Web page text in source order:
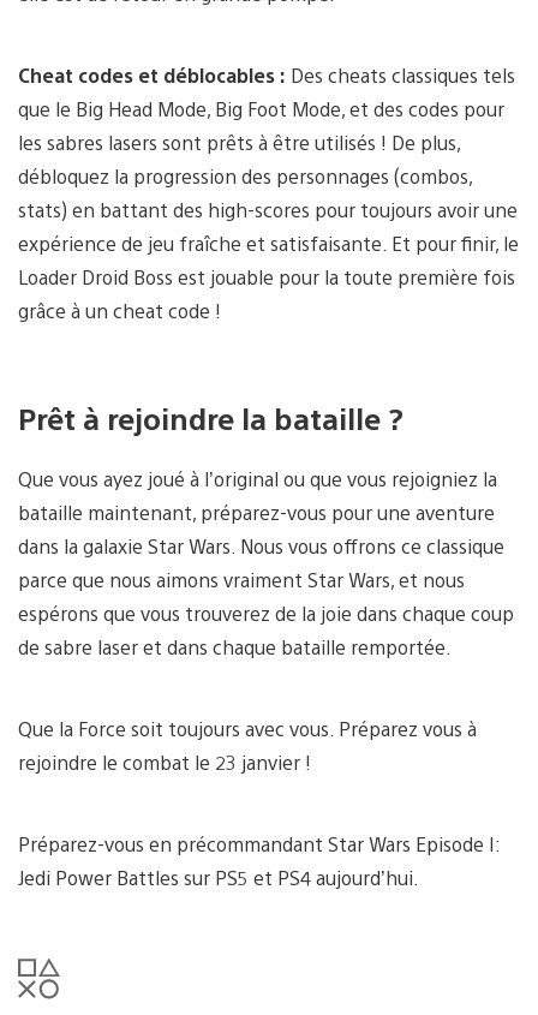
Cheat codes et déblocables : Des cheats classiques tels
que le Big Head Mode, Big Foot Mode, et des codes pour
les sabres lasers sont prêts à être utilisés ! De plus,
débloquez la progression des personnages (combos,
stats) en battant des high-scores pour toujours avoir une
expérience de jeu fraîche et satisfaisante. Et pour finir, le
Loader Droid Boss est jouable pour la toute première fois
grâce à un cheat code !
Prêt à rejoindre la bataille ?
Que vous ayez joué à l’original ou que vous rejoigniez la
bataille maintenant, préparez-vous pour une aventure
dans la galaxie Star Wars. Nous vous offrons ce classique
parce que nous aimons vraiment Star Wars, et nous
espérons que vous trouverez de la joie dans chaque coup
de sabre laser et dans chaque bataille remportée.
Que la Force soit toujours avec vous. Préparez vous à
rejoindre le combat le 23 janvier !
Préparez-vous en précommandant Star Wars Episode I:
Jedi Power Battles sur PS5 et PS4 aujourd’hui.